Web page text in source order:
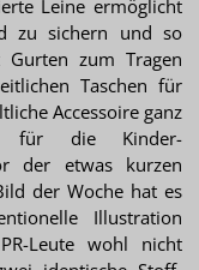
Leine ermöglicht
zu sichern und so
zum Tragen
Taschen für
Accessoire ganz
für die Kinder-
der etwas kurzen
der Woche hat es
Illustration
Leute wohl nicht